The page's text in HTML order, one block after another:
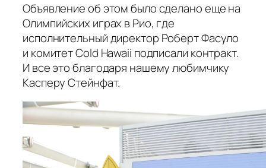
Объявление об этом было сделано еще на
Олимпийских играх в Рио, где
исполнительный директор Роберт Фасуло
и комитет Cold Hawaii подписали контракт.
И все это благодаря нашему любимчику
Касперу Стейнфат.